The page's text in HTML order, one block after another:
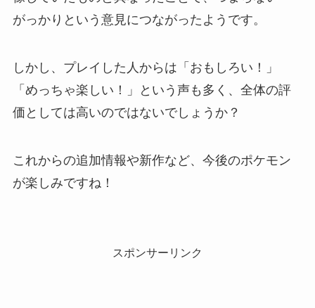
がっかりという意見につながったようです。
しかし、プレイした人からは「おもしろい！」
「めっちゃ楽しい！」という声も多く、全体の評
価としては高いのではないでしょうか？
これからの追加情報や新作など、今後のポケモン
が楽しみですね！
スポンサーリンク